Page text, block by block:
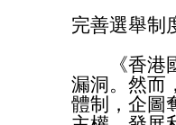
完善選舉制
《香港國
漏洞。然而
體制，企圖